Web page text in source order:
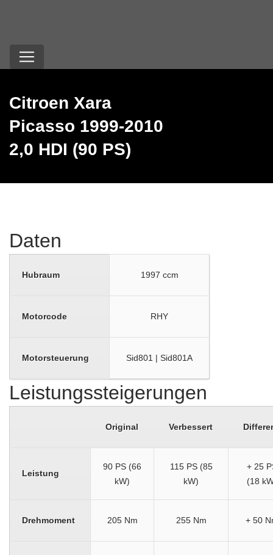
Citroen Xara
Picasso 1999-2010
2,0 HDI (90 PS)
Daten
Hubraum 1997 ccm
Motorcode RHY
Motorsteuerung Sid801 | Sid801A
Leistungssteigerungen
Original Verbessert
Leistung
90 PS (66
kW)
115 PS (85
kW)
+ 25
(18
Drehmoment 205 Nm 255 Nm + 50